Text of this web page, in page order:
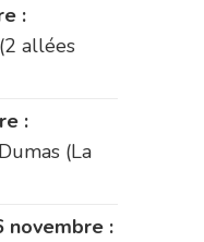
:
allées
:
(La
novembre :